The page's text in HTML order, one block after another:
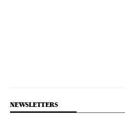
NEWSLETTERS